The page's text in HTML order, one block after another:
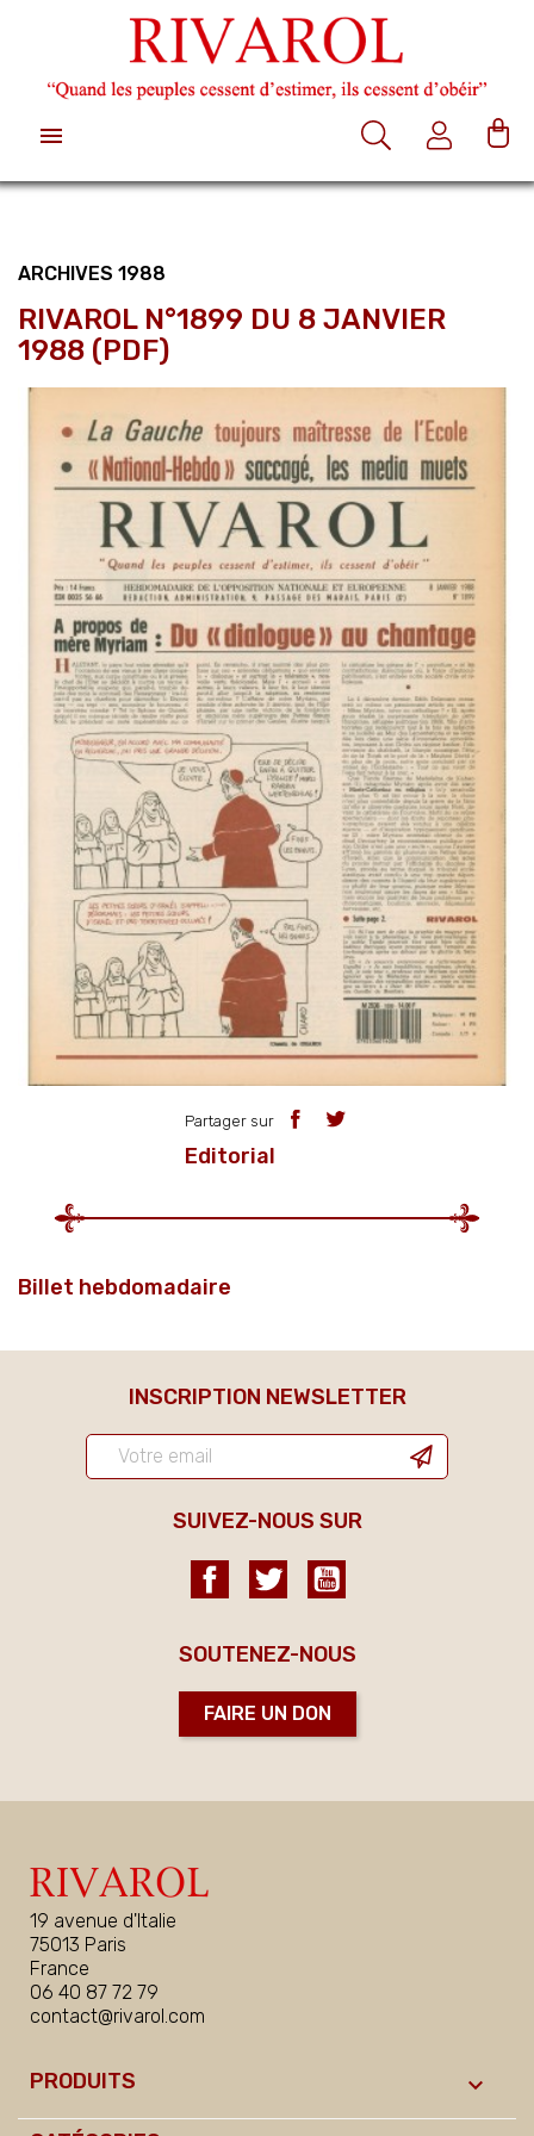

ARCHIVES 1988
RIVAROL N°1899 DU 8 JANVIER
1988 (PDF)
Partager sur
Editorial
Billet hebdomadaire
INSCRIPTION NEWSLETTER
SUIVEZ-NOUS SUR
FacebookTwitter
SOUTENEZ-NOUS
FAIRE UN DON
19 avenue d'Italie
75013 Paris
France
06 40 87 72 79
contact@rivarol.com
PRODUITS 